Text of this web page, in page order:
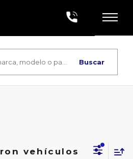
Buscar
vehículos